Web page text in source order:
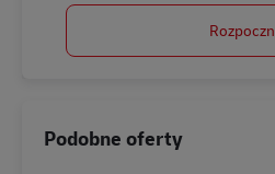
Podobne oferty